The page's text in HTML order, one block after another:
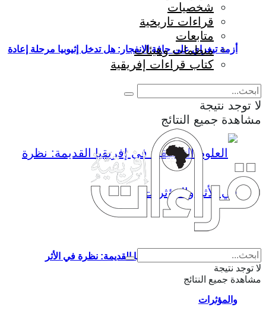
أزمة تيغراي على حافة الانفجار: هل تدخل إثيوبيا مرحلة إعادة
إنتاج الحرب؟
العلوم التطبيقية في إفريقيا القديمة: نظرة في الأثر
والمؤثرات
شخصيات
قراءات تاريخية
متابعات
منظمات وهيئات
كتاب قراءات إفريقية
لا توجد نتيجة
مشاهدة جميع النتائج
لا توجد نتيجة
مشاهدة جميع النتائج